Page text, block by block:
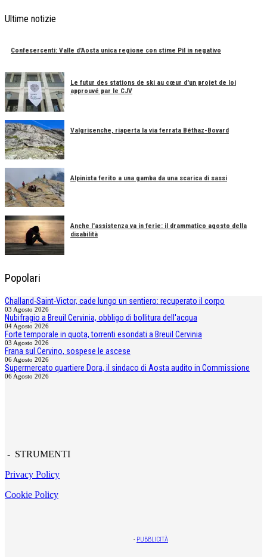
Ultime notizie
Confesercenti: Valle d'Aosta unica regione con stime Pil in negativo
Le futur des stations de ski au cœur d'un projet de loi
approuvé par le CJV
Valgrisenche, riaperta la via ferrata Béthaz-Bovard
Alpinista ferito a una gamba da una scarica di sassi
Anche l'assistenza va in ferie: il drammatico agosto della
disabilità
Popolari
Challand-Saint-Victor, cade lungo un sentiero: recuperato il corpo
03 Agosto 2026
Nubifragio a Breuil Cervinia, obbligo di bollitura dell'acqua
04 Agosto 2026
Forte temporale in quota, torrenti esondati a Breuil Cervinia
03 Agosto 2026
Frana sul Cervino, sospese le ascese
06 Agosto 2026
Supermercato quartiere Dora, il sindaco di Aosta audito in Commissione
06 Agosto 2026
- STRUMENTI
Privacy Policy
Cookie Policy
- PUBBLICITÀ